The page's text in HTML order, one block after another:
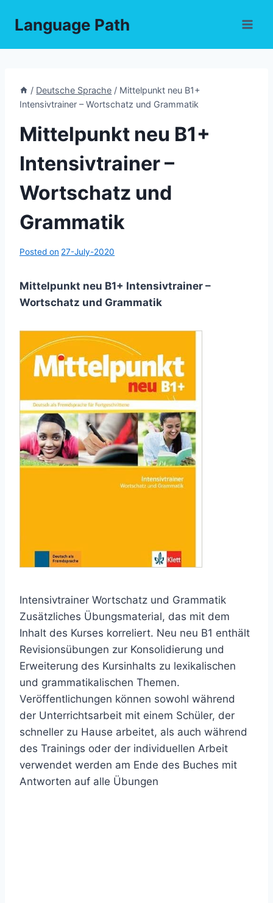
Language Path
/ Deutsche Sprache / Mittelpunkt neu B1+
Intensivtrainer – Wortschatz und Grammatik
Mittelpunkt neu B1+
Intensivtrainer –
Wortschatz und
Grammatik
Posted on 27-July-2020
Mittelpunkt neu B1+ Intensivtrainer –
Wortschatz und Grammatik
Intensivtrainer Wortschatz und Grammatik
Zusätzliches Übungsmaterial, das mit dem
Inhalt des Kurses korreliert. Neu neu B1 enthält
Revisionsübungen zur Konsolidierung und
Erweiterung des Kursinhalts zu lexikalischen
und grammatikalischen Themen.
Veröffentlichungen können sowohl während
der Unterrichtsarbeit mit einem Schüler, der
schneller zu Hause arbeitet, als auch während
des Trainings oder der individuellen Arbeit
verwendet werden am Ende des Buches mit
Antworten auf alle Übungen